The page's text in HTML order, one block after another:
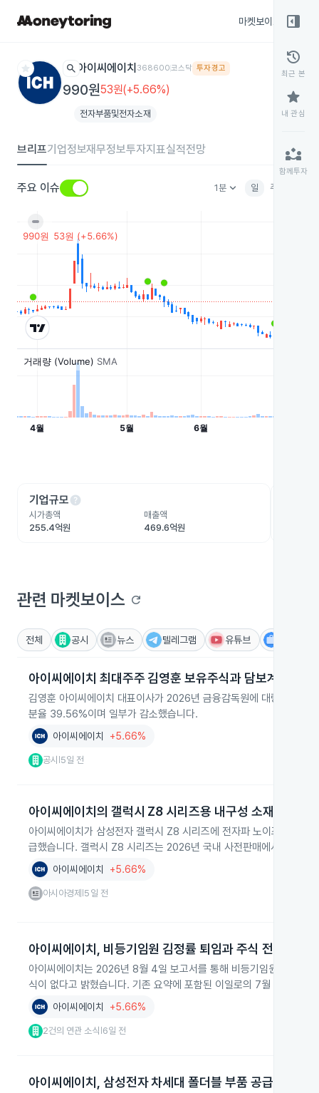
마켓보이스
star search 아이씨에이치 368600코스닥 투자경고
990원53원(+5.66%)
전자부품및전자소재
브리프기업정보재무정보투자지표실적전망
주요 이슈 1분keyboard_arrow_down 일 주
기업규모help
시가총액
255.4억원
매출액
469.6억원
관련 마켓보이스 refresh
전체 공시 뉴스 텔레그램 유튜브
아이씨에이치 최대주주 김영훈 보유주식과 담보계약 공시
김영훈 아이씨에이치 대표이사가 2026년 금융감독원에 대량보유상
분율 39.56%이며 일부가 감소했습니다.
아이씨에이치 +5.66%
공시 5일 전
아이씨에이치의 갤럭시 Z8 시리즈용 내구성 소재 공급
아이씨에이치가 삼성전자 갤럭시 Z8 시리즈에 전자파 노이즈 차단용
급했습니다. 갤럭시 Z8 시리즈는 2026년 국내 사전판매에서 144만
아이씨에이치 +5.66%
아시아경제 5일 전
아이씨에이치, 비등기임원 김정률 퇴임과 주식 전량 처분
아이씨에이치는 2026년 8월 4일 보고서를 통해 비등기임원 김정
식이 없다고 밝혔습니다. 기존 요약에 포함된 이일로의 7월 29일 퇴
아이씨에이치 +5.66%
2건의 연관 소식 6일 전
아이씨에이치, 삼성전자 차세대 폴더블 부품 공급
right_panel_open
history
최근 본
star
내 관심
partner_exchange
함께투자